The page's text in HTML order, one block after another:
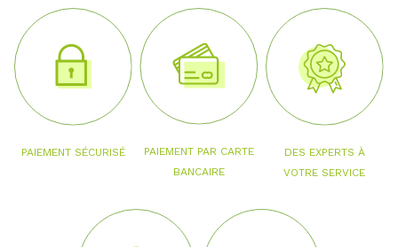
PAIEMENT SÉCURISÉ
PAIEMENT PAR CARTE
BANCAIRE
DES EXPERTS À
VOTRE SERVICE